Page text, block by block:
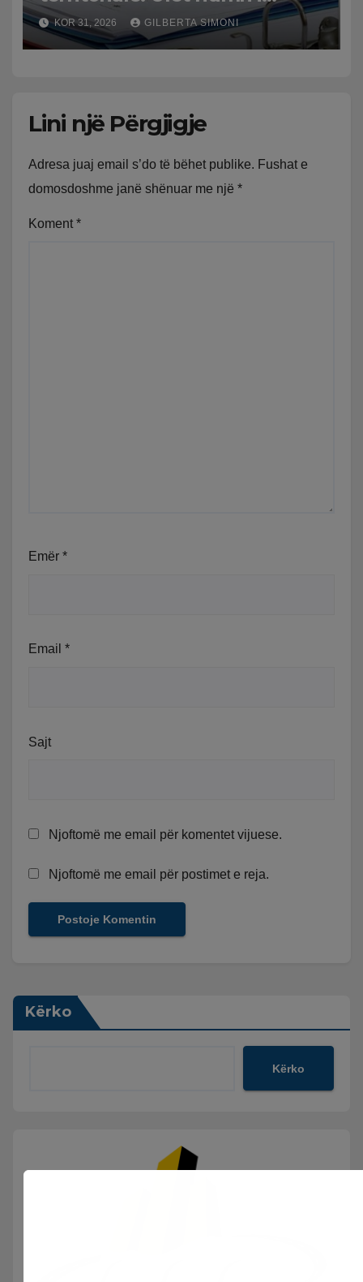
bashkive nga 61 në 46
KOR 31, 2026 GILBERTA SIMONI
Lini një Përgjigje
Adresa juaj email s’do të bëhet publike. Fushat e
domosdoshme janë shënuar me një *
Koment *
Emër *
Email *
Sajt
Njoftomë me email për komentet vijuese.
Njoftomë me email për postimet e reja.
Kërko
Kërko